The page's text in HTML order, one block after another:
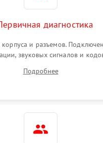
диагностика
и разъемов.
звуковых сигналов и
и выходного напряжения.
отключение основного
Подробнее